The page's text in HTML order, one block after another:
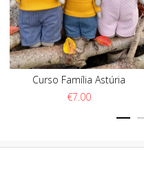
Curso Família Astúria
€7.00